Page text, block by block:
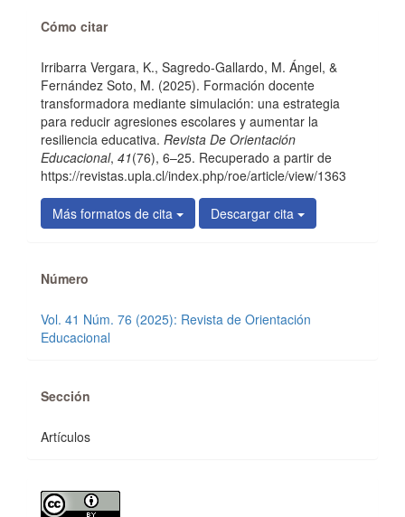
Detalles
del
artículo
Cómo citar
Irribarra Vergara, K., Sagredo-Gallardo, M. Ángel, &
Fernández Soto, M. (2025). Formación docente
transformadora mediante simulación: una estrategia
para reducir agresiones escolares y aumentar la
resiliencia educativa. Revista De Orientación
Educacional, 41(76), 6–25. Recuperado a partir de
https://revistas.upla.cl/index.php/roe/article/view/1363
Más formatos de cita Descargar cita
Número
Vol. 41 Núm. 76 (2025): Revista de Orientación
Educacional
Sección
Artículos